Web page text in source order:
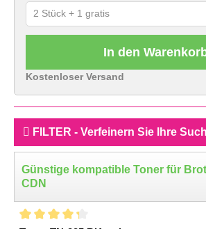
In den
Kostenloser Versand
FILTER - Verfeinern Sie Ihre
Günstige kompatible Toner für
CDN